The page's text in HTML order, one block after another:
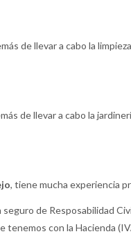
de llevar a cabo la
de llevar a cabo la
, tiene mucha experiencia
de Resposabilidad
con la Hacienda